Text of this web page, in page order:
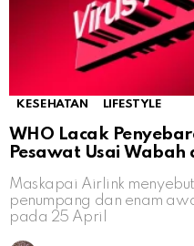
KESEHATAN LIFESTYLE
WHO Lacak
Pesawat Usai Wabah
Maskapai Airlink
penumpang dan enam
pada 25 April